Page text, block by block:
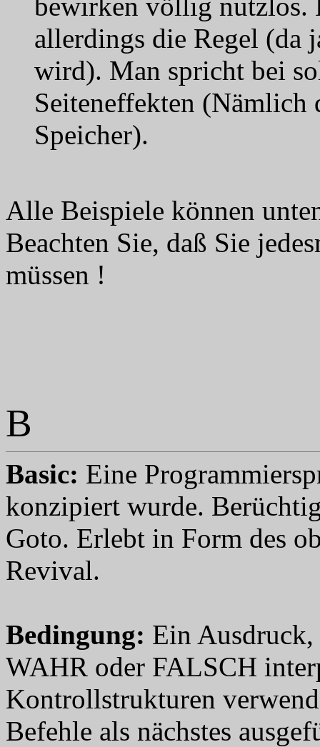
allerdings die Regel (da
wird). Man spricht bei
Seiteneffekten (Nämlich
Speicher).
Alle Beispiele können
Beachten Sie, daß Sie
müssen !
B
Basic: Eine
konzipiert wurde.
Goto. Erlebt in Form des
Revival.
Bedingung: Ein
WAHR oder FALSCH
Kontrollstrukturen
Befehle als nächstes